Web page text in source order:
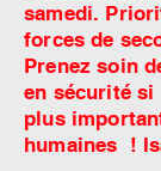
samedi.
forces de
Prenez soin
en sécurité si
plus
humaines !